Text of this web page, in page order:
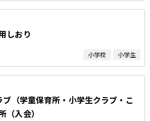
しおり
小学校 小学生
（学童保育所・小学生クラブ・こ
（入会）